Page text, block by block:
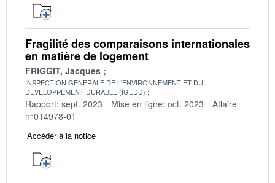
Fragilité des comparaisons internationales
en matière de logement
FRIGGIT, Jacques
INSPECTION GENERALE DE L'ENVIRONNEMENT ET DU
DEVELOPPEMENT DURABLE (IGEDD)
Rapport: sept. 2023 Mise en ligne: oct. 2023
Affaire
n°014978-01
Accéder à la notice